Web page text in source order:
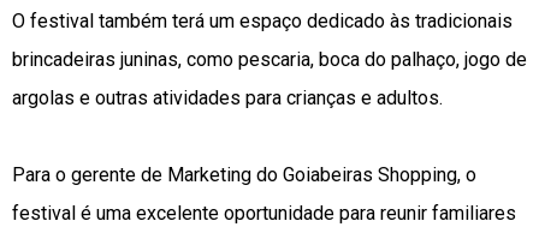
O festival também terá um espaço dedicado às tradicionais
brincadeiras juninas, como pescaria, boca do palhaço, jogo de
argolas e outras atividades para crianças e adultos.
Para o gerente de Marketing do Goiabeiras Shopping, o
festival é uma excelente oportunidade para reunir familiares